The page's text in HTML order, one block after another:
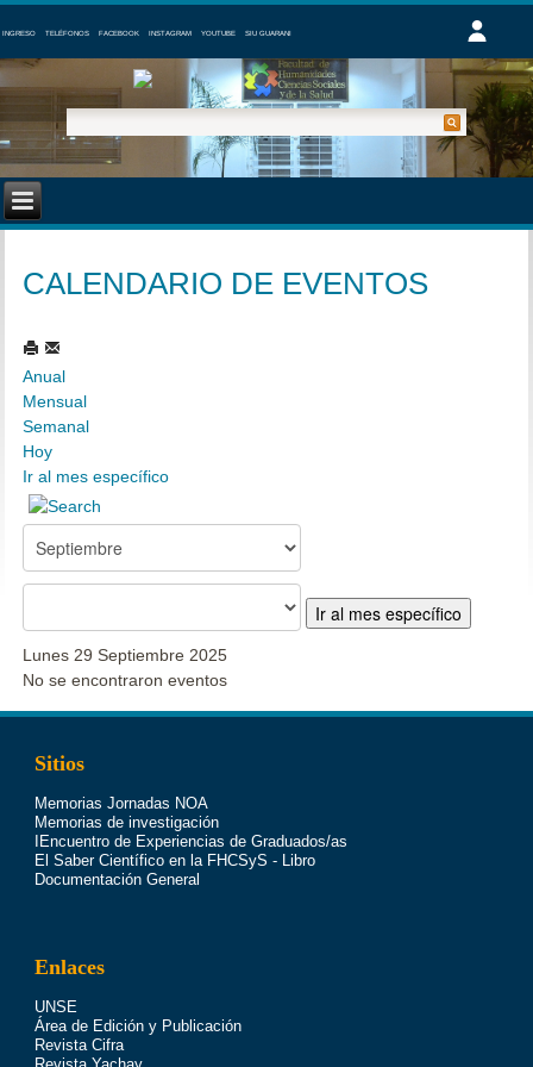
INGRESO TELÉFONOS FACEBOOK INSTAGRAM YOUTUBE SIU GUARANI
CALENDARIO DE EVENTOS
Anual
Mensual
Semanal
Hoy
Ir al mes específico
Ir al mes específico
Lunes 29 Septiembre 2025
No se encontraron eventos
Sitios
Memorias Jornadas NOA
Memorias de investigación
IEncuentro de Experiencias de Graduados/as
El Saber Científico en la FHCSyS - Libro
Documentación General
Enlaces
UNSE
Área de Edición y Publicación
Revista Cifra